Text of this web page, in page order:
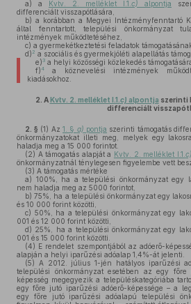
a) a Kvtv. 2. melléklet I.1. c) alpontja
differenciált visszapótlására,
b) a korábban a Megyei Intézményfenntartó
által fenntartott, települési önkormányzat
intézmények működtetéséhez,
c) a gyermekétkeztetési feladatok
d) 2 a szociális és gyermekjóléti alapellátás
e) 3a helyi közösségi közlekedés
f)4a köznevelési intézmények
kiadásokhoz.
2. AKvtv. 2. melléklet I.1. c) alpontja szerinti
differenciált
2. § (1) Az1. § a) pontja szerinti támogatás
önkormányzatokat illeti meg, melyek egy
haladja meg a 15 000 forintot.
(2) A támogatás alapját a Kvtv. 2. melléklet I.1. c)
önkormányzatnál ténylegesen figyelembe vett
(3) A támogatás mértéke
a) 100%, ha a települési önkormányzat egy
nem haladja meg az 5000 forintot,
b) 75%, ha a települési önkormányzat egy
és 10 000 forint közötti,
c) 50%, ha a települési önkormányzat egy
001 és 12 000 forint közötti,
d) 25%, ha a települési önkormányzat egy
001 és 15 000 forint közötti.
(4) E rendelet szempontjából az adóerő-
alapján a helyi iparűzési adóalap 1,4%-át jelenti.
(5) A 2012. július 1-jén hatályos iparűzési
települési önkormányzat esetében az egy
képesség megegyezik a településkategóriába
egy főre jutó iparűzési adóerő-képessége – a
egy főre jutó iparűzési adóalapú települési